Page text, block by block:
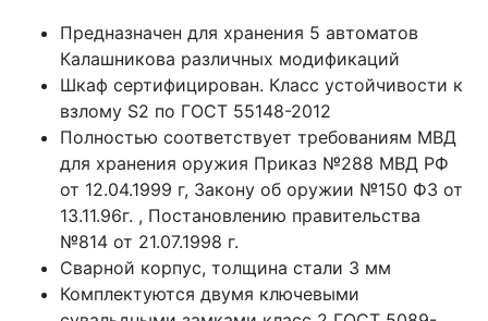
Предназначен для хранения 5 автоматов
Калашникова различных модификаций
Шкаф сертифицирован. Класс устойчивости к
взлому S2 по ГОСТ 55148-2012
Полностью соответствует требованиям МВД
для хранения оружия Приказ №288 МВД РФ
от 12.04.1999 г, Закону об оружии №150 ФЗ от
13.11.96г. , Постановлению правительства
№814 от 21.07.1998 г.
Сварной корпус, толщина стали 3 мм
Комплектуются двумя ключевыми